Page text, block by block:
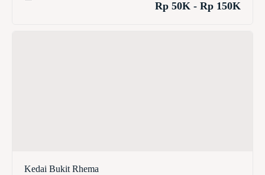
Rp 50K - Rp 150K
Kedai Bukit Rhema